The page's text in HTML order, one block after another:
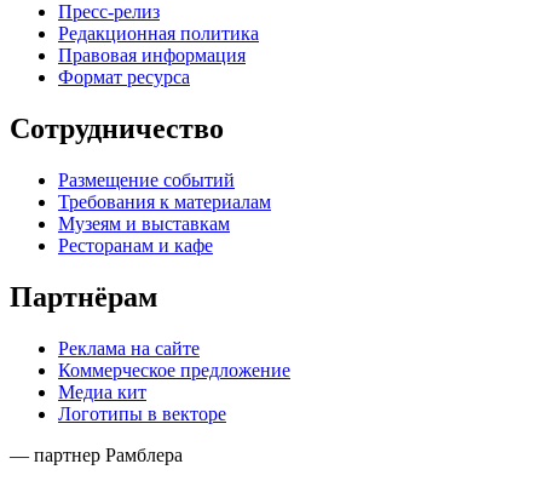
Пресс-релиз
Редакционная политика
Правовая информация
Формат ресурса
Сотрудничество
Размещение событий
Требования к материалам
Музеям и выставкам
Ресторанам и кафе
Партнёрам
Реклама на сайте
Коммерческое предложение
Медиа кит
Логотипы в векторе
— партнер Рамблера